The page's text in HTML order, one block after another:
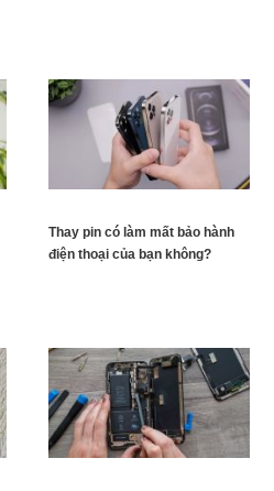
Thay pin có làm mất bảo hành
điện thoại của bạn không?